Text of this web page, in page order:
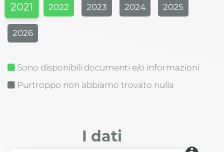
2021 2022 2023 2024 2025
2026
Sono disponibili documenti e/o informazioni
Purtroppo non abbiamo trovato nulla
I dati